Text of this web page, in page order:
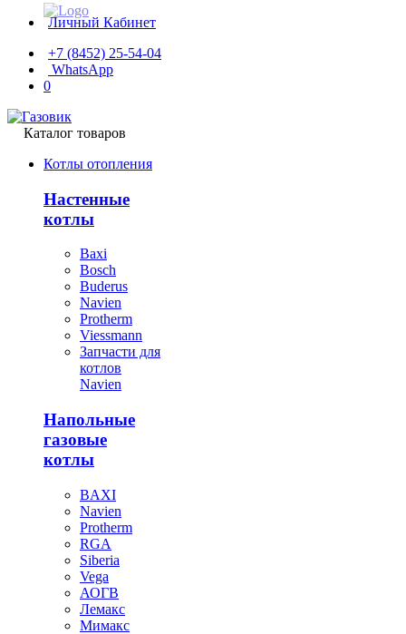
Личный Кабинет
+7 (8452) 25-54-04
WhatsApp
0
Каталог товаров
Котлы отопления
Настенные
котлы
Baxi
Bosch
Buderus
Navien
Protherm
Viessmann
Запчасти для
котлов
Navien
Напольные
газовые
котлы
BAXI
Navien
Protherm
RGA
Siberia
Vega
АОГВ
Лемакс
Мимакс